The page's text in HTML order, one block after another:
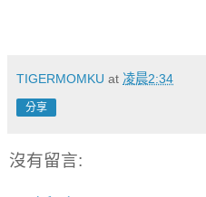
TIGERMOMKU at 凌晨2:34
分享
沒有留言: